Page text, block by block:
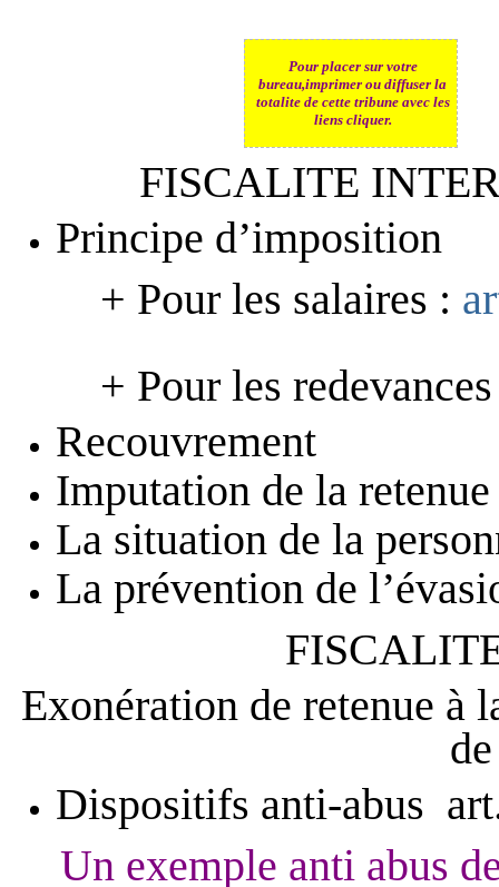
Pour placer sur votre
bureau,imprimer ou diffuser la
totalite de cette tribune avec les
liens cliquer.
FISCALITE
Principe d’imposition
+ Pour les salaires :
+ Pour les
Recouvrement
Imputation de la retenue
La situation de la
La prévention de
Exonération de retenue à
Dispositifs anti-abus
Un exemple anti abus